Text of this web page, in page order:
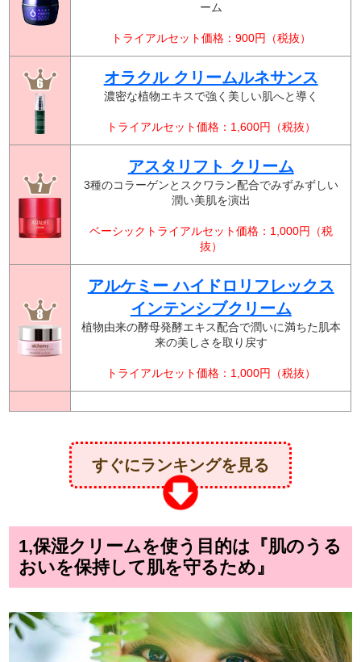
ーム
トライアルセット価格：900円（税抜）
オラクル クリームルネサンス
濃密な植物エキスで強く美しい肌へと導く
トライアルセット価格：1,600円（税抜）
アスタリフト クリーム
3種のコラーゲンとスクワラン配合でみずみずしい
潤い美肌を演出
ベーシックトライアルセット価格：1,000円（税
抜）
アルケミー ハイドロリフレックス
インテンシブクリーム
植物由来の酵母発酵エキス配合で潤いに満ちた肌本
来の美しさを取り戻す
トライアルセット価格：1,000円（税抜）
すぐにランキングを見る
1,保湿クリームを使う目的は『肌のうる
おいを保持して肌を守るため』